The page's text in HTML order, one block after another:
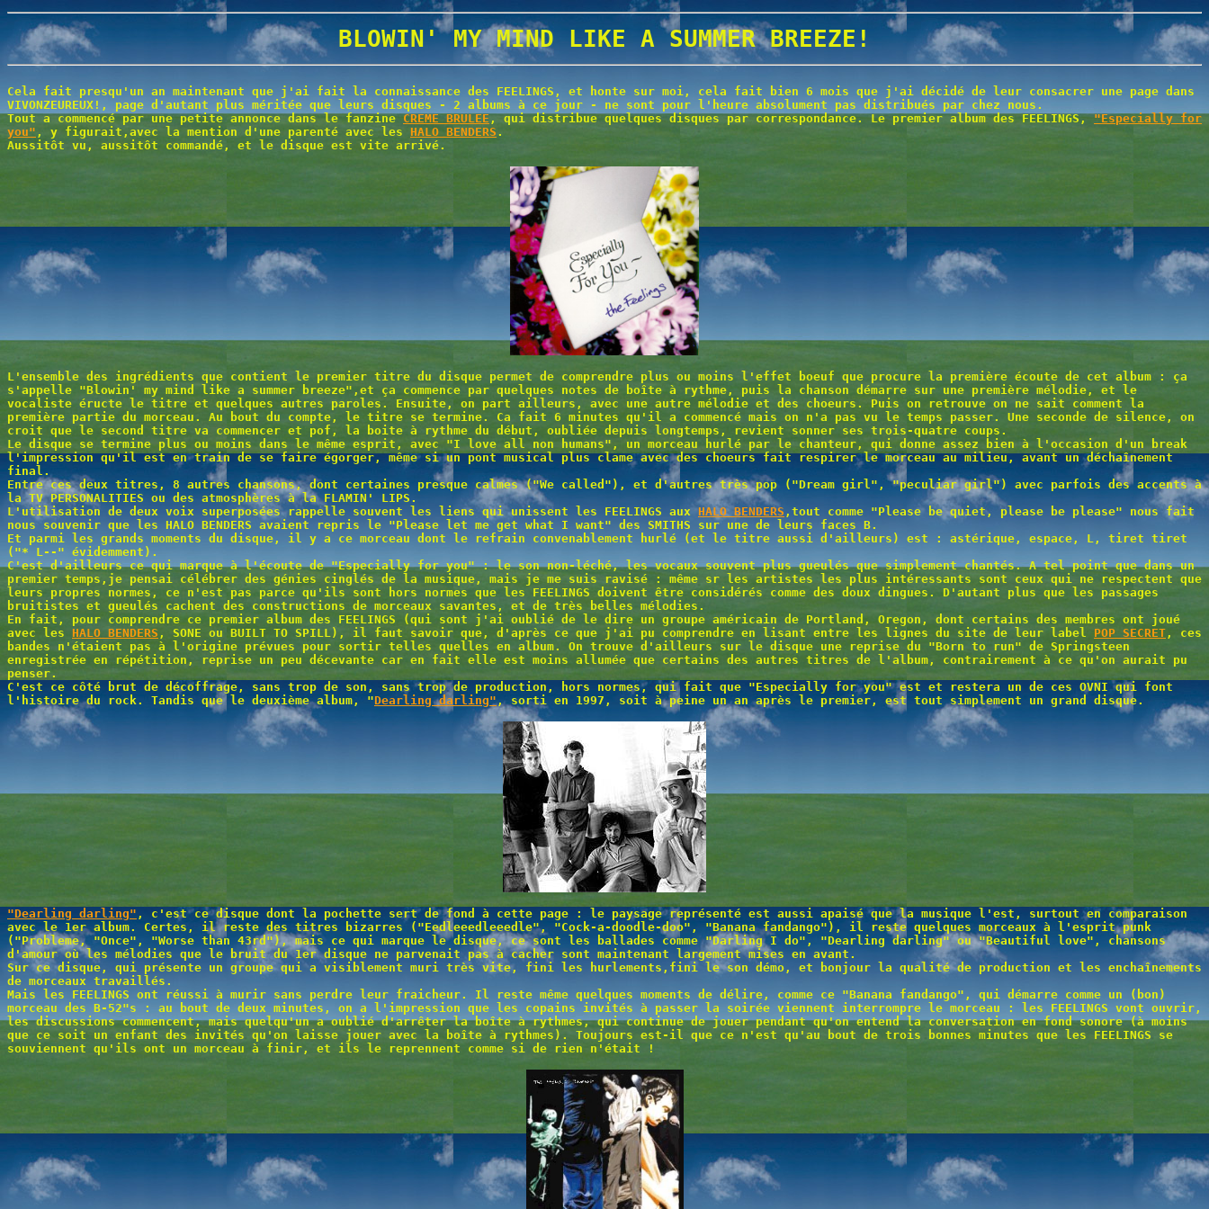
BLOWIN' MY MIND LIKE A SUMMER BREEZE!
Cela fait presqu'un an maintenant que j'ai fait la connaissance des FEELINGS, et honte sur moi, cela fait bien 6 mois que j'ai décidé de leur consacrer une page dans
VIVONZEUREUX!, page d'autant plus méritée que leurs disques - 2 albums à ce jour - ne sont pour l'heure absolument pas distribués par chez nous.
Tout a commencé par une petite annonce dans le fanzineCREME BRULEE, qui distribue quelques disques par correspondance. Le premier album des FEELINGS,"Especially for
you" , y figurait,avec la mention d'une parenté avec les HALO BENDERS .
Aussitôt vu, aussitôt commandé, et le disque est vite arrivé.
L'ensemble des ingrédients que contient le premier titre du disque permet de comprendre plus ou moins l'effet boeuf que procure la première écoute de cet album : ça
s'appelle "Blowin' my mind like a summer breeze",et ça commence par quelques notes de boîte à rythme, puis la chanson démarre sur une première mélodie, et le
vocaliste éructe le titre et quelques autres paroles. Ensuite, on part ailleurs, avec une autre mélodie et des choeurs. Puis on retrouve on ne sait comment la
première partie du morceau. Au bout du compte, le titre se termine. Ca fait 6 minutes qu'il a commencé mais on n'a pas vu le temps passer. Une seconde de silence, on
croit que le second titre va commencer et pof, la boite à rythme du début, oubliée depuis longtemps, revient sonner ses trois-quatre coups.
Le disque se termine plus ou moins dans le même esprit, avec "I love all non humans", un morceau hurlé par le chanteur, qui donne assez bien à l'occasion d'un break
l'impression qu'il est en train de se faire égorger, même si un pont musical plus clame avec des choeurs fait respirer le morceau au milieu, avant un déchaînement
final.
Entre ces deux titres, 8 autres chansons, dont certaines presque calmes ("We called"), et d'autres très pop ("Dream girl", "peculiar girl") avec parfois des accents à
la TV PERSONALITIES ou des atmosphères à la FLAMIN' LIPS.
L'utilisation de deux voix superposées rappelle souvent les liens qui unissent les FEELINGS auxHALO BENDERS ,tout comme "Please be quiet, please be please" nous fait
nous souvenir que les HALO BENDERS avaient repris le "Please let me get what I want" des SMITHS sur une de leurs faces B.
Et parmi les grands moments du disque, il y a ce morceau dont le refrain convenablement hurlé (et le titre aussi d'ailleurs) est : astérique, espace, L, tiret tiret
("* L--" évidemment).
C'est d'ailleurs ce qui marque à l'écoute de "Especially for you" : le son non-léché, les vocaux souvent plus gueulés que simplement chantés. A tel point que dans un
premier temps,je pensai célébrer des génies cinglés de la musique, mais je me suis ravisé : même sr les artistes les plus intéressants sont ceux qui ne respectent que
leurs propres normes, ce n'est pas parce qu'ils sont hors normes que les FEELINGS doivent être considérés comme des doux dingues. D'autant plus que les passages
bruitistes et gueulés cachent des constructions de morceaux savantes, et de très belles mélodies.
En fait, pour comprendre ce premier album des FEELINGS (qui sont j'ai oublié de le dire un groupe américain de Portland, Oregon, dont certains des membres ont joué
avec les HALO BENDERS , SONE ou BUILT TO SPILL), il faut savoir que, d'après ce que j'ai pu comprendre en lisant entre les lignes du site de leur label POP SECRET , ces
bandes n'étaient pas à l'origine prévues pour sortir telles quelles en album. On trouve d'ailleurs sur le disque une reprise du "Born to run" de Springsteen
enregistrée en répétition, reprise un peu décevante car en fait elle est moins allumée que certains des autres titres de l'album, contrairement à ce qu'on aurait pu
penser.
C'est ce côté brut de décoffrage, sans trop de son, sans trop de production, hors normes, qui fait que "Especially for you" est et restera un de ces OVNI qui font
l'histoire du rock. Tandis que le deuxième album, "Dearling darling", sorti en 1997, soit à peine un an après le premier, est tout simplement un grand disque.
"Dearling darling" , c'est ce disque dont la pochette sert de fond à cette page : le paysage représenté est aussi apaisé que la musique l'est, surtout en comparaison
avec le 1er album. Certes, il reste des titres bizarres ("Eedleeedleeedle", "Cock-a-doodle-doo", "Banana fandango"), il reste quelques morceaux à l'esprit punk
("Probleme, "Once", "Worse than 43rd"), mais ce qui marque le disque, ce sont les ballades comme "Darling I do", "Dearling darling" ou "Beautiful love", chansons
d'amour où les mélodies que le bruit du 1er disque ne parvenait pas à cacher sont maintenant largement mises en avant.
Sur ce disque, qui présente un groupe qui a visiblement muri très vite, fini les hurlements,fini le son démo, et bonjour la qualité de production et les enchaînements
de morceaux travaillés.
Mais les FEELINGS ont réussi à murir sans perdre leur fraicheur. Il reste même quelques moments de délire, comme ce "Banana fandango", qui démarre comme un (bon)
morceau des B-52"s : au bout de deux minutes, on a l'impression que les copains invités à passer la soirée viennent interrompre le morceau : les FEELINGS vont ouvrir,
les discussions commencent, mais quelqu'un a oublié d'arrêter la boîte à rythmes, qui continue de jouer pendant qu'on entend la conversation en fond sonore (à moins
que ce soit un enfant des invités qu'on laisse jouer avec la boîte à rythmes). Toujours est-il que ce n'est qu'au bout de trois bonnes minutes que les FEELINGS se
souviennent qu'ils ont un morceau à finir, et ils le reprennent comme si de rien n'était !